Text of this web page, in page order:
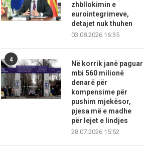
zhbllokimin e
eurointegrimeve,
detajet nuk thuhen
03.08.2026 16:35
4
Në korrik janë paguar
mbi 560 milionë
denarë për
kompensime për
pushim mjekësor,
pjesa më e madhe
për lejet e lindjes
28.07.2026 15:52